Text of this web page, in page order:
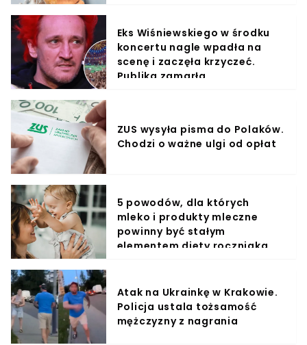
Eks Wiśniewskiego w środku
koncertu nagle wpadła na
scenę i zaczęła krzyczeć.
Publika zamarła
ZUS wysyła pisma do Polaków.
Chodzi o ważne ulgi od opłat
5 powodów, dla których
mleko i produkty mleczne
powinny być stałym
elementem diety roczniaka
Atak na Ukrainkę w Krakowie.
Policja ustala tożsamość
mężczyzny z nagrania